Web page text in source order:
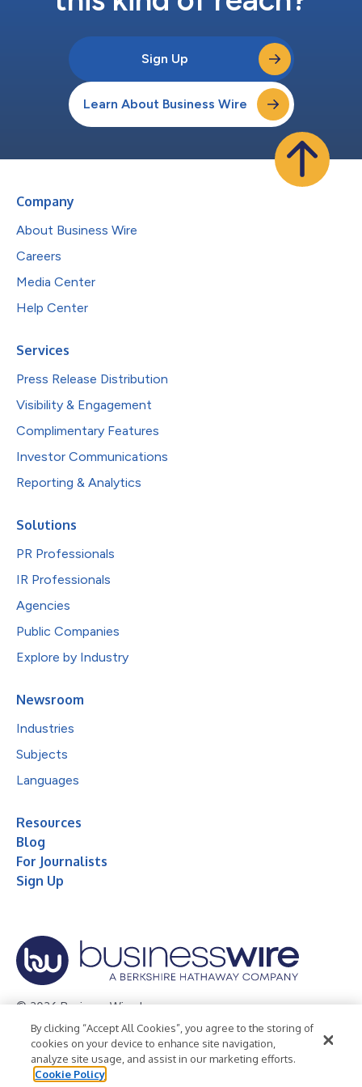
Sign Up
Learn About Business Wire
Company
About Business Wire
Careers
Media Center
Help Center
Services
Press Release Distribution
Visibility & Engagement
Complimentary Features
Investor Communications
Reporting & Analytics
Solutions
PR Professionals
IR Professionals
Agencies
Public Companies
Explore by Industry
Newsroom
Industries
Subjects
Languages
Resources
Blog
For Journalists
Sign Up
© 2026 Business Wire, Inc.
Privacy Policy Cookie Policy
Accessibility Statement
Terms of Use
Legal
By clicking “Accept All Cookies”, you agree to the storing of
cookies on your device to enhance site navigation,
analyze site usage, and assist in our marketing efforts.
Cookie Policy